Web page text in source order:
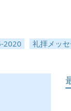
2020 礼拝メッ